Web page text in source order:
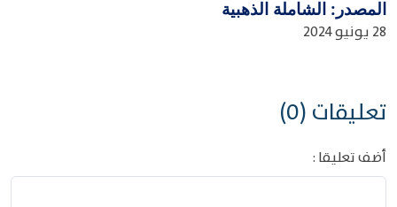
المصدر: الشاملة الذهبية
28 يونيو 2024
تعليقات (0)
أضف تعليقا :